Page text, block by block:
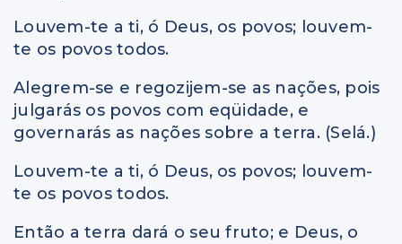
Louvem-te a ti, ó Deus, os povos; louvem-
te os povos todos.
Alegrem-se e regozijem-se as nações, pois
julgarás os povos com eqüidade, e
governarás as nações sobre a terra. (Selá.)
Louvem-te a ti, ó Deus, os povos; louvem-
te os povos todos.
Então a terra dará o seu fruto; e Deus, o